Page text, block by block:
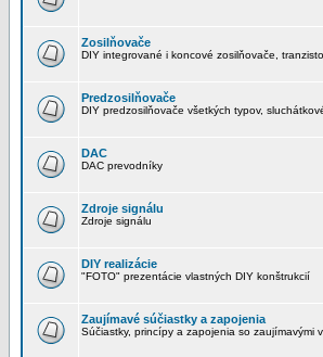
Zosilňovače
DIY integrované i koncové zosilňovače,
Predzosilňovače
DIY predzosilňovače všetkých typov,
DAC
DAC prevodníky
Zdroje signálu
Zdroje signálu
DIY realizácie
"FOTO" prezentácie vlastných DIY konštrukcií
Zaujímavé súčiastky a zapojenia
Súčiastky, princípy a zapojenia so zaujímavými